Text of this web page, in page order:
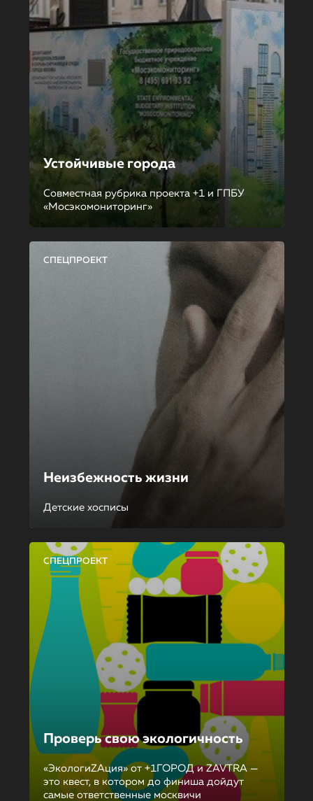
Устойчивые города
Совместная рубрика проекта +1 и ГПБУ
«Мосэкомониторинг»
СПЕЦПРОЕКТ
Неизбежность жизни
Детские хосписы
СПЕЦПРОЕКТ
Проверь свою экологичность
«ЭкологиZAция» от +1ГОРОД и ZAVTRA —
это квест, в котором до финиша дойдут
самые ответственные москвичи